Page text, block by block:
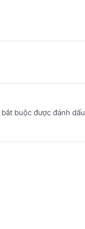
buộc được đánh dấu